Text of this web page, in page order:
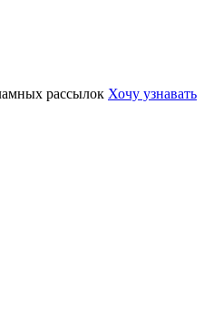
рассылок Хочу узнавать